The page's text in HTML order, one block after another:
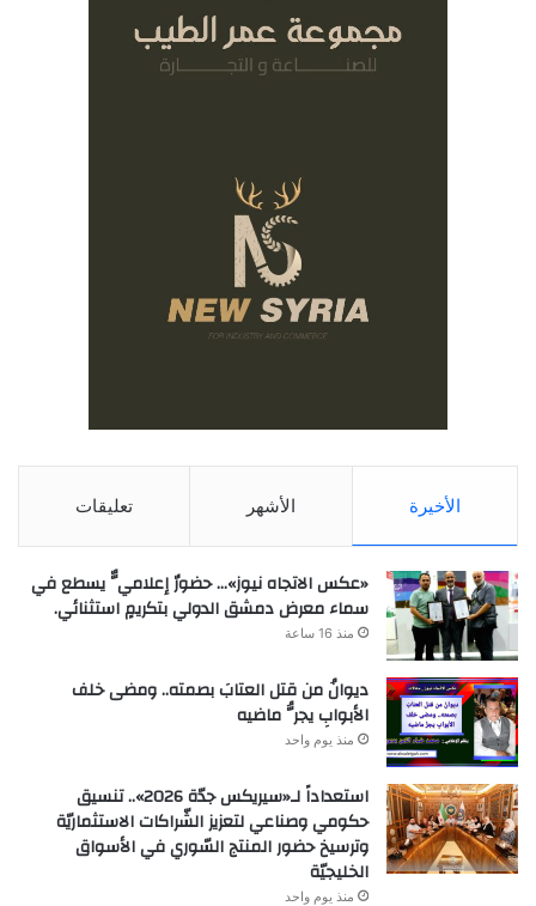
الأخيرة الأشهر تعليقات
«عكس الاتجاه نيوز»… حضورٌ إعلاميٌّ يسطع في
سماء معرض دمشق الدولي بتكريمٍ استثنائي.
منذ 16 ساعة
ديوانُ من قتل العتابَ بصمته.. ومضى خلف
الأبوابِ يجرُّ ماضيه
منذ يوم واحد
استعداداً لـ«سيريكس جدّة 2026».. تنسيق
حكومي وصناعي لتعزيز الشّراكات الاستثماريّة
وترسيخ حضور المنتج السّوري في الأسواق
الخليجيّة
منذ يوم واحد